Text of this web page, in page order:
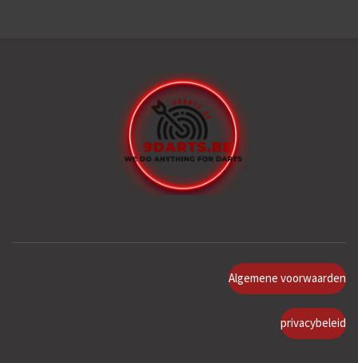
Algemene voorwaarden
privacybeleid